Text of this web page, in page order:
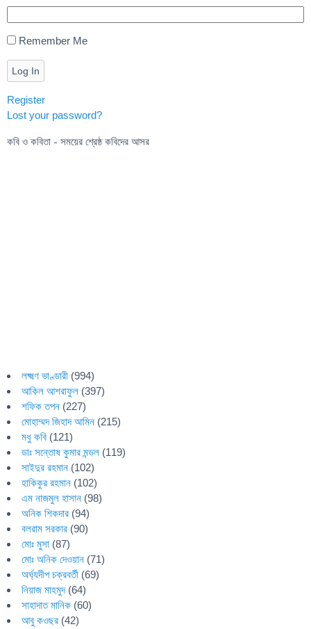
Remember Me
Log In
Register
Lost your password?
কবি ও কবিতা - সময়ের শ্রেষ্ঠ কবিদের আসর
লক্ষ্মণ ভাণ্ডারী (994)
আকিল আশরাফুল (397)
শফিক তপন (227)
মোহাম্মদ জিহাদ আমিন (215)
মধু কবি (121)
ডাঃ সন্তোষ কুমার মন্ডল (119)
সাইদুর রহমান (102)
হাকিকুর রহমান (102)
এম নাজমুল হাসান (98)
অনিক শিকদার (94)
বলরাম সরকার (90)
মোঃ মুসা (87)
মোঃ অনিক দেওয়ান (71)
অর্ঘ্যদীপ চক্রবর্তী (69)
নিয়াজ মাহমুদ(64)
সাহাদাত মানিক (60)
আবু কওছর (42)